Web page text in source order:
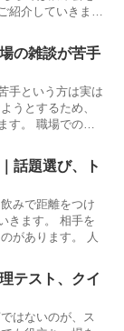
紹介していきま
の雑談が苦手
手という方は実は
うとするため、
す。 職場での雑
話題選び、ト
みで距離をつけ
きます。 相手を
があります。 人
テスト、クイ
はないのが、ス